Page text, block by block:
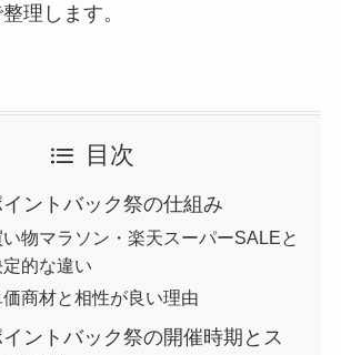
理します。
目次
ントバック祭の仕組み
い物マラソン・楽天スーパーSALEと
的な違い
商材と相性が良い理由
ントバック祭の開催時期とス